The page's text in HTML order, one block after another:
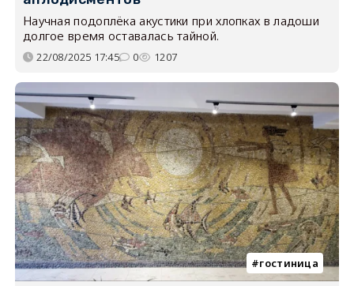
Научная подоплёка акустики при хлопках в ладоши
долгое время оставалась тайной.
22/08/2025 17:45 0 1207
гостиница